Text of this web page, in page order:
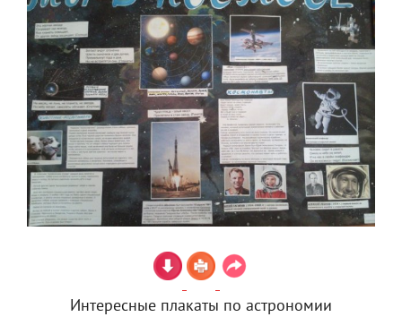
Интересные плакаты по астрономии